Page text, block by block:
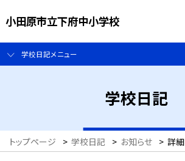
小田原市立下府中小学校
学校日記メニュー
学校日記
トップページ > 学校日記 > お知らせ > 詳細